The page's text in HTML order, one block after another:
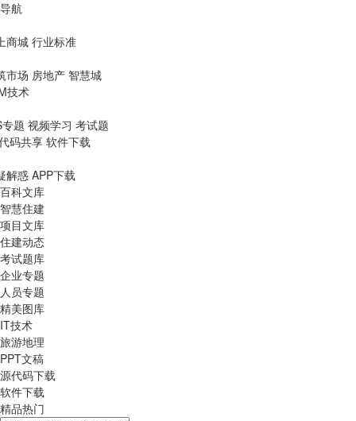
导航
商城 行业标准
市场 房地产 智慧城
技术
题 视频学习 考试题
码共享 软件下载
解惑 APP下载
百科文库
智慧住建
项目文库
住建动态
考试题库
企业专题
人员专题
精美图库
IT技术
旅游地理
PPT文稿
源代码下载
软件下载
精品热门